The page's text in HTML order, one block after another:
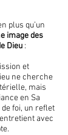
plus qu’un
image des
Dieu :
et
ne cherche
mais
en Sa
foi, un reflet
avec